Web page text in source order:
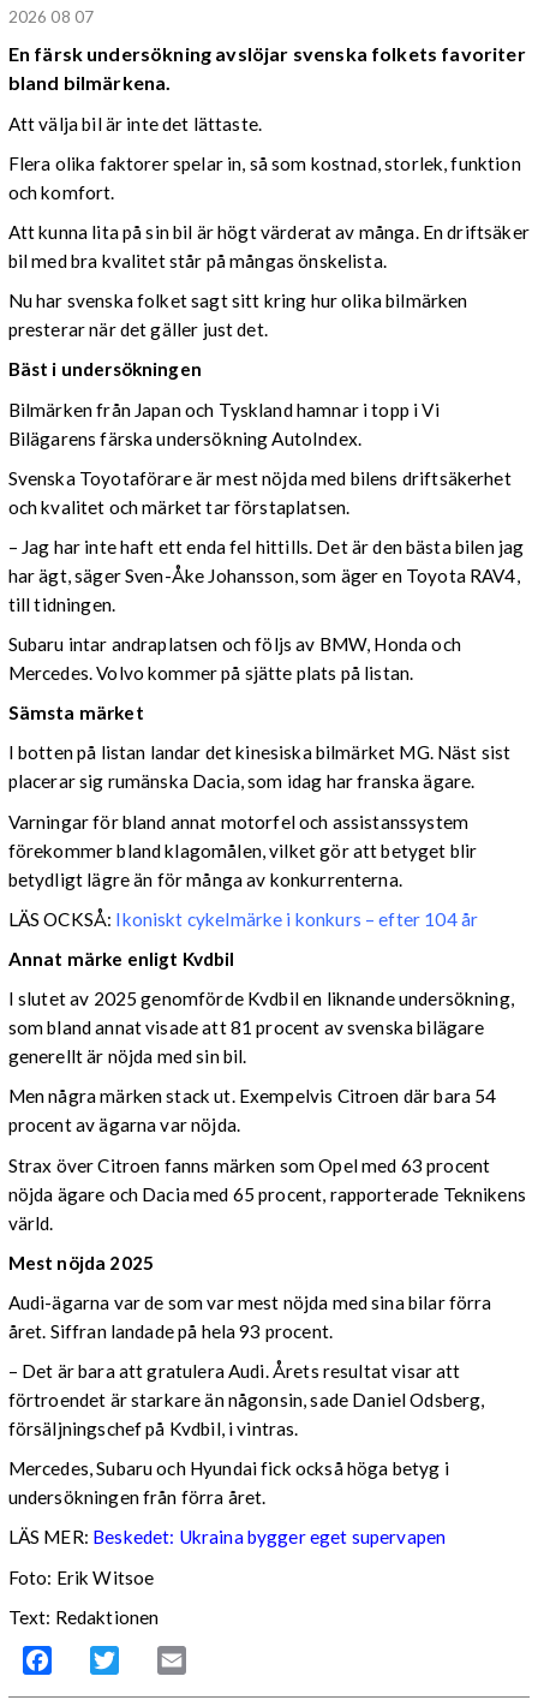
2026 08 07
En färsk undersökning avslöjar svenska folkets favoriter
bland bilmärkena.
Att välja bil är inte det lättaste.
Flera olika faktorer spelar in, så som kostnad, storlek, funktion
och komfort.
Att kunna lita på sin bil är högt värderat av många. En driftsäker
bil med bra kvalitet står på mångas önskelista.
Nu har svenska folket sagt sitt kring hur olika bilmärken
presterar när det gäller just det.
Bäst i undersökningen
Bilmärken från Japan och Tyskland hamnar i topp i Vi
Bilägarens färska undersökning AutoIndex.
Svenska Toyotaförare är mest nöjda med bilens driftsäkerhet
och kvalitet och märket tar förstaplatsen.
– Jag har inte haft ett enda fel hittills. Det är den bästa bilen jag
har ägt, säger Sven-Åke Johansson, som äger en Toyota RAV4,
till tidningen.
Subaru intar andraplatsen och följs av BMW, Honda och
Mercedes. Volvo kommer på sjätte plats på listan.
Sämsta märket
I botten på listan landar det kinesiska bilmärket MG. Näst sist
placerar sig rumänska Dacia, som idag har franska ägare.
Varningar för bland annat motorfel och assistanssystem
förekommer bland klagomålen, vilket gör att betyget blir
betydligt lägre än för många av konkurrenterna.
LÄS OCKSÅ: Ikoniskt cykelmärke i konkurs – efter 104 år
Annat märke enligt Kvdbil
I slutet av 2025 genomförde Kvdbil en liknande undersökning,
som bland annat visade att 81 procent av svenska bilägare
generellt är nöjda med sin bil.
Men några märken stack ut. Exempelvis Citroen där bara 54
procent av ägarna var nöjda.
Strax över Citroen fanns märken som Opel med 63 procent
nöjda ägare och Dacia med 65 procent, rapporterade Teknikens
värld.
Mest nöjda 2025
Audi-ägarna var de som var mest nöjda med sina bilar förra
året. Siffran landade på hela 93 procent.
– Det är bara att gratulera Audi. Årets resultat visar att
förtroendet är starkare än någonsin, sade Daniel Odsberg,
försäljningschef på Kvdbil, i vintras.
Mercedes, Subaru och Hyundai fick också höga betyg i
undersökningen från förra året.
LÄS MER: Beskedet: Ukraina bygger eget supervapen
Foto: Erik Witsoe
Text: Redaktionen
Facebook Twitter